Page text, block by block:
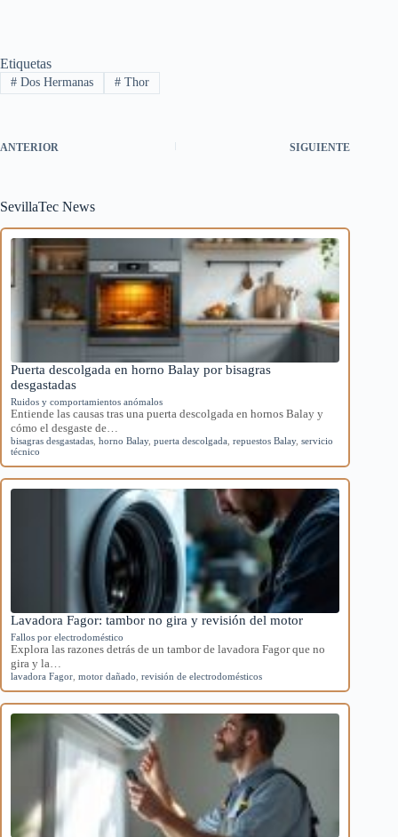
Etiquetas
#Dos Hermanas #Thor
ANTERIOR SIGUIENTE
SevillaTec News
Puerta descolgada en horno Balay por bisagras
desgastadas
Ruidos y comportamientos anómalos
Entiende las causas tras una puerta descolgada en hornos Balay y
cómo el desgaste de…
bisagras desgastadas horno Balay, puerta descolgada repuestos Balay, servicio
técnico
Lavadora Fagor: tambor no gira y revisión del motor
Fallos por electrodoméstico
Explora las razones detrás de un tambor de lavadora Fagor que no
gira y la…
lavadora Fagor motor dañado revisión de electrodomésticos